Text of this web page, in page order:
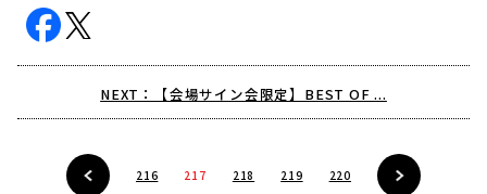
NEXT：【会場サイン会限定】BEST OF ...
216 217 218 219 220